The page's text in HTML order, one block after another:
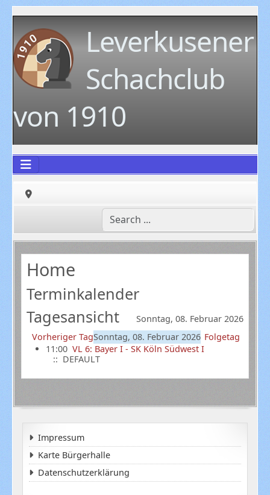
Leverkusener
Schachclub
von 1910
Home
Terminkalender
Tagesansicht
Sonntag, 08. Februar 2026
Vorheriger TagSonntag, 08. Februar 2026 Folgetag
11:00 VL 6: Bayer I - SK Köln Südwest I
:: DEFAULT
Impressum
Karte Bürgerhalle
Datenschutzerklärung